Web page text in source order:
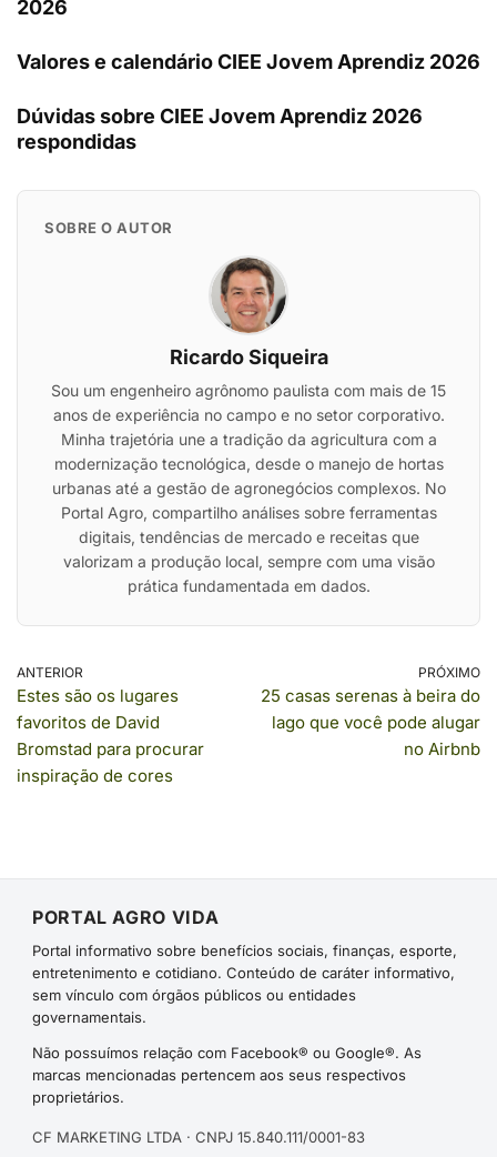
2026
Valores e calendário CIEE Jovem Aprendiz 2026
Dúvidas sobre CIEE Jovem Aprendiz 2026
respondidas
SOBRE O AUTOR
Ricardo Siqueira
Sou um engenheiro agrônomo paulista com mais de 15
anos de experiência no campo e no setor corporativo.
Minha trajetória une a tradição da agricultura com a
modernização tecnológica, desde o manejo de hortas
urbanas até a gestão de agronegócios complexos. No
Portal Agro, compartilho análises sobre ferramentas
digitais, tendências de mercado e receitas que
valorizam a produção local, sempre com uma visão
prática fundamentada em dados.
ANTERIOR
Estes são os lugares
favoritos de David
Bromstad para procurar
inspiração de cores
PRÓXIMO
25 casas serenas à beira do
lago que você pode alugar
no Airbnb
PORTAL AGRO VIDA
Portal informativo sobre benefícios sociais, finanças, esporte,
entretenimento e cotidiano. Conteúdo de caráter informativo,
sem vínculo com órgãos públicos ou entidades
governamentais.
Não possuímos relação com Facebook® ou Google®. As
marcas mencionadas pertencem aos seus respectivos
proprietários.
CF MARKETING LTDA · CNPJ 15.840.111/0001-83